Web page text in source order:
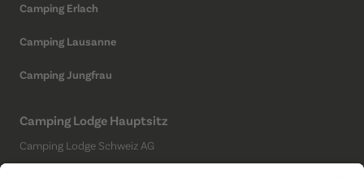
Camping Erlach
Camping Lausanne
Camping Jungfrau
Camping Lodge Hauptsitz
Camping Lodge Schweiz AG